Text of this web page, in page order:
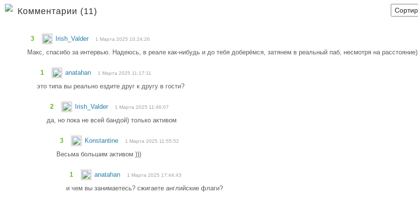
Комментарии (11)
3 Irish_Valder 1 Марта 2025 10:24:26
Макс, спасибо за интервью. Надеюсь, в реале как-нибудь и до тебя доберёмся, затянем в реальный паб, несмотря на расстояние)
1 anatahan 1 Марта 2025 11:17:11
это типа вы реально ездите друг к другу в гости?
2 Irish_Valder 1 Марта 2025 11:46:07
да, но пока не всей бандой) только активом
3 Konstantine 1 Марта 2025 11:55:52
Весьма большим активом )))
1 anatahan 1 Марта 2025 17:44:43
и чем вы занимаетесь? сжигаете английские флаги?